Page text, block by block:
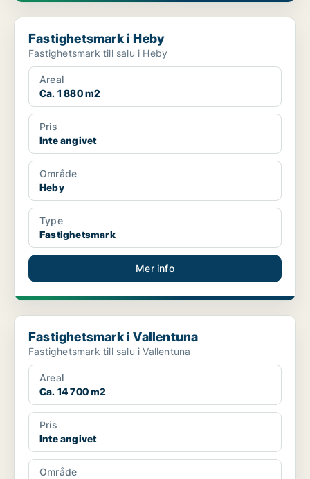
Fastighetsmark i Heby
Fastighetsmark i Heby
Fastighetsmark till salu i Heby
Areal
Ca. 1 880 m2
Pris
Inte angivet
Område
Heby
Type
Fastighetsmark
Mer info
Fastighetsmark i Vallentuna
Fastighetsmark i Vallentuna
Fastighetsmark till salu i Vallentuna
Areal
Ca. 14 700 m2
Pris
Inte angivet
Område